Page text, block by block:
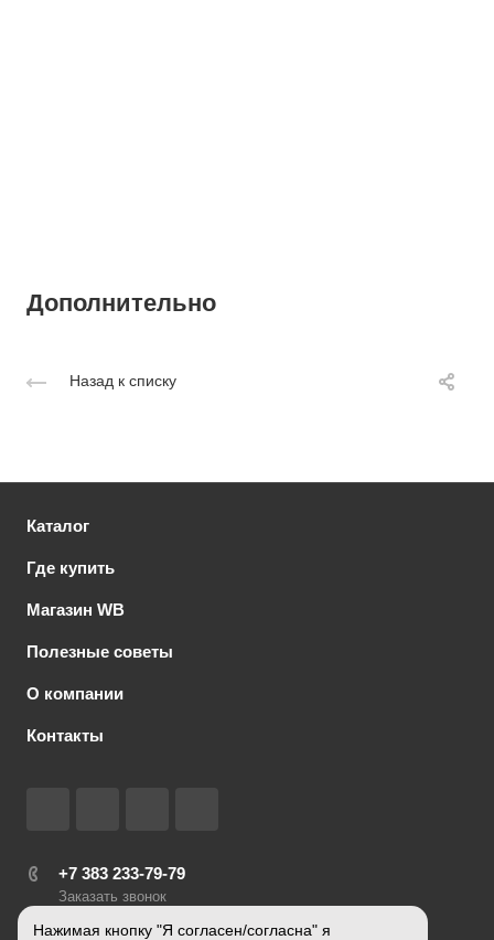
Дополнительно
Назад к списку
Каталог
Где купить
Магазин WB
Полезные советы
О компании
Контакты
+7 383 233-79-79
Заказать звонок
zakaz@biomaster.pro
Нажимая кнопку "Я согласен/согласна" я